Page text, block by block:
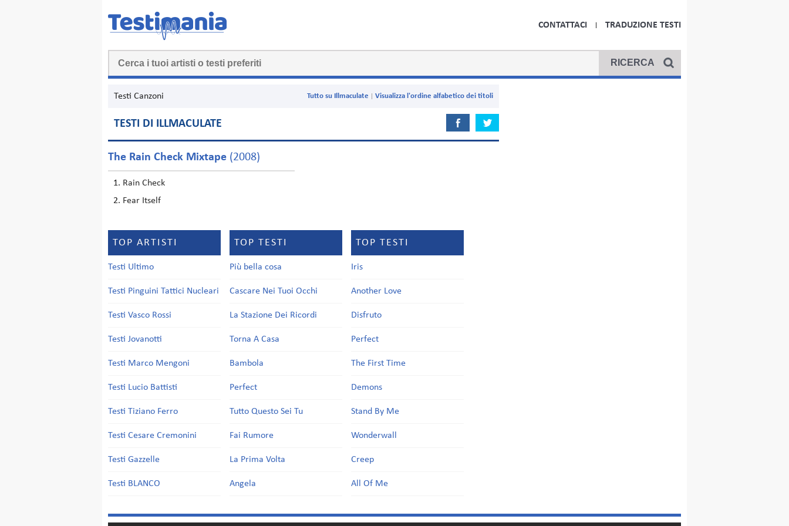
CONTATTACI TRADUZIONE TESTI
Testi Canzoni Visualizza l'ordine alfabetico dei titoli
Tutto su Illmaculate
TESTI DI ILLMACULATE
The Rain Check Mixtape (2008)
Rain Check
Fear Itself
TOP ARTISTI
Testi Ultimo
Testi Pinguini Tattici Nucleari
Testi Vasco Rossi
Testi Jovanotti
Testi Marco Mengoni
Testi Lucio Battisti
Testi Tiziano Ferro
Testi Cesare Cremonini
Testi Gazzelle
Testi BLANCO
TOP TESTI
Più bella cosa
Cascare Nei Tuoi Occhi
La Stazione Dei Ricordi
Torna A Casa
Bambola
Perfect
Tutto Questo Sei Tu
Fai Rumore
La Prima Volta
Angela
TOP TESTI
Iris
Another Love
Disfruto
Perfect
The First Time
Demons
Stand By Me
Wonderwall
Creep
All Of Me